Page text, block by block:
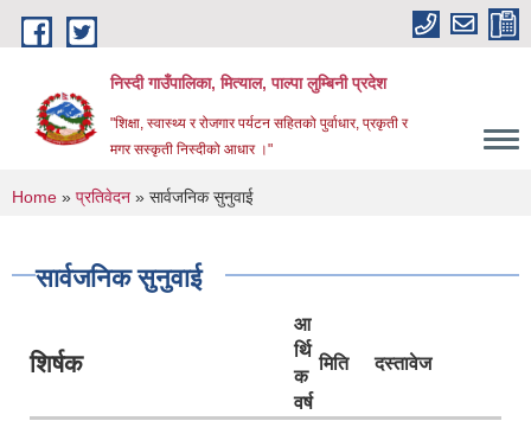
Skip to main content
निस्दी गाउँपालिका, मित्याल, पाल्पा लुम्बिनी प्रदेश
"शिक्षा, स्वास्थ्य र रोजगार पर्यटन सहितको पुर्वाधार, प्रकृती र
मगर सस्कृती निस्दीको आधार ।"
You are here
Home » प्रतिवेदन » सार्वजनिक सुनुवाई
सार्वजनिक सुनुवाई
शिर्षक
आ
र्थि
क
वर्ष
मिति दस्तावेज